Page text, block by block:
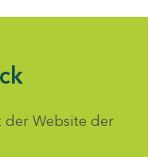
der Website der